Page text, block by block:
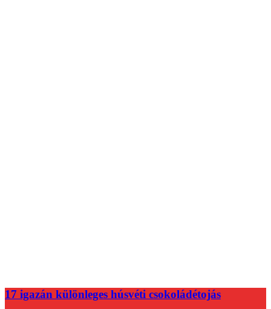
17 igazán különleges húsvéti csokoládétojás